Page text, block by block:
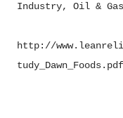
Industry, Oil &
http://
tudy_Dawn_Foods.pdf